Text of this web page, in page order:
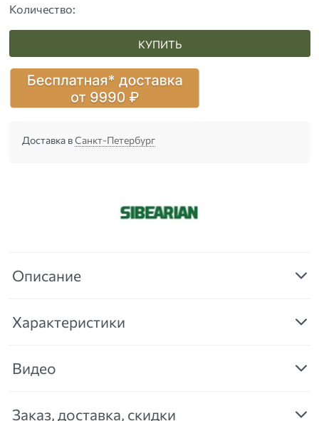
Количество:
КУПИТЬ
Доставка вСанкт-Петербург
Описание
Характеристики
Видео
Заказ, доставка, скидки